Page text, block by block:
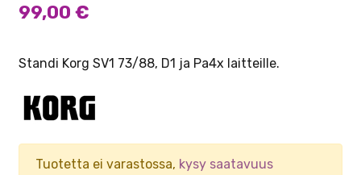
99,00 €
Standi Korg SV1 73/88, D1 ja Pa4x laitteille.
Tuotetta ei varastossa, kysy saatavuus